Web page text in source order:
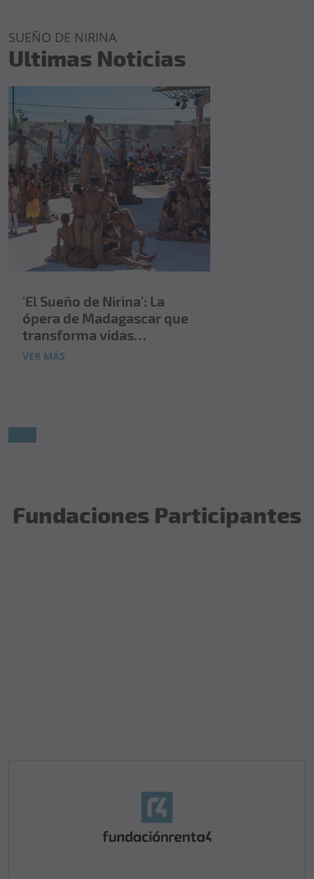
SUEÑO DE NIRINA
Ultimas Noticias
'El Sueño de Nirina': La
ópera de Madagascar que
transforma vidas
infantiles
VER MÁS
Fundaciones Participantes